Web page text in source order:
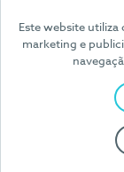
Este website
marketing e